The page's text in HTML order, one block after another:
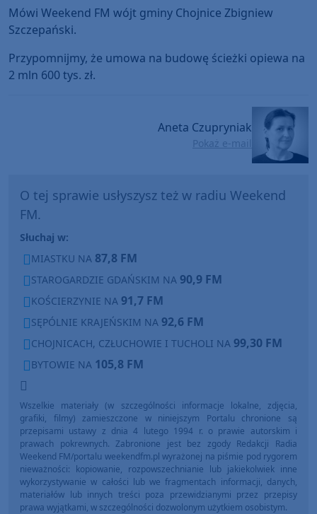
Mówi Weekend FM wójt gminy Chojnice Zbigniew
Szczepański.
Przypomnijmy, że umowa na budowę ścieżki opiewa na
2 mln 600 tys. zł.
Aneta Czupryniak
Pokaż e-mail
O tej sprawie usłyszysz też w radiu Weekend
FM.
Słuchaj w:
MIASTKU NA 87,8 FM
STAROGARDZIE GDAŃSKIM NA 90,9 FM
KOŚCIERZYNIE NA 91,7 FM
SĘPÓLNIE KRAJEŃSKIM NA 92,6 FM
CHOJNICACH, CZŁUCHOWIE I TUCHOLI NA 99,30 FM
BYTOWIE NA 105,8 FM
Wszelkie materiały (w szczególności informacje lokalne, zdjęcia,
grafiki, filmy) zamieszczone w niniejszym Portalu chronione są
przepisami ustawy z dnia 4 lutego 1994 r. o prawie autorskim i
prawach pokrewnych. Zabronione jest bez zgody Redakcji Radia
Weekend FM/portalu weekendfm.pl wyrażonej na piśmie pod rygorem
nieważności: kopiowanie, rozpowszechnianie lub jakiekolwiek inne
wykorzystywanie w całości lub we fragmentach informacji, danych,
materiałów lub innych treści poza przewidzianymi przez przepisy
prawa wyjątkami, w szczególności dozwolonym użytkiem osobistym.